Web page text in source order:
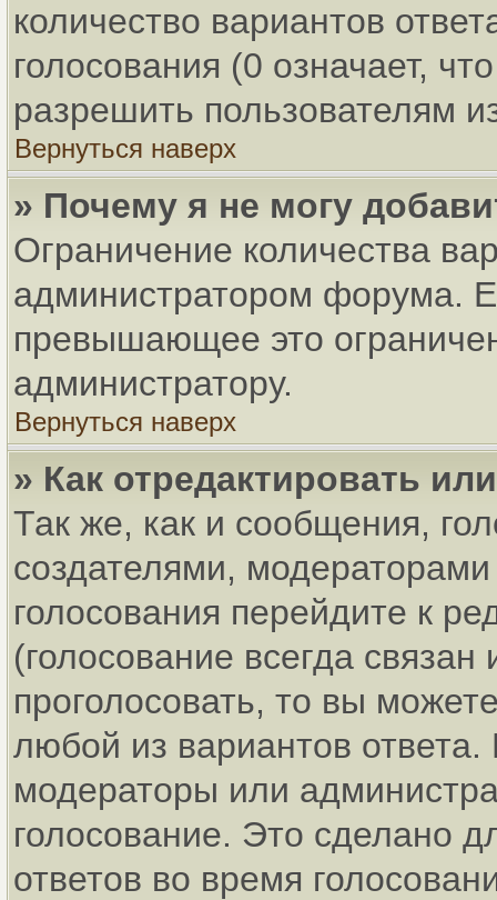
количество вариантов
голосования (0 означает,
разрешить пользователям
Вернуться наверх
» Почему я не могу
Ограничение количества
администратором форума.
превышающее это
администратору.
Вернуться наверх
» Как отредактировать
Так же, как и сообщения,
создателями,
голосования перейдите к
(голосование всегда
проголосовать, то вы
любой из вариантов ответа.
модераторы или
голосование. Это сделано
ответов во время